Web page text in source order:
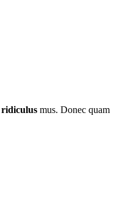
ridiculus mus. Donec quam